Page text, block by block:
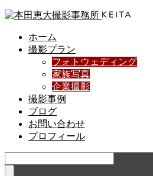
ホーム
撮影プラン
フォトウェディング
家族写真
企業撮影
撮影事例
ブログ
お問い合わせ
プロフィール